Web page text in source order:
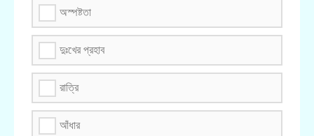
অস্পষ্টতা
দুঃখের প্রহাব
রাত্রি
আঁধার